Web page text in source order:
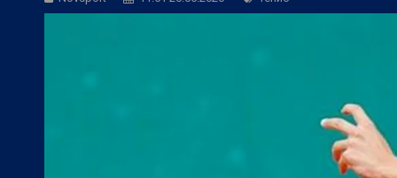
БГ Футбол:Веласкес: Невероятно
Косич: Локомотив